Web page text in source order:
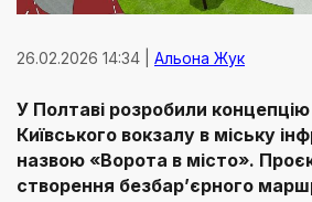
26.02.2026 14:34 | Альона Жук
У Полтаві розробили концепцію
Київського вокзалу в міську
назвою «Ворота в місто».
створення безбар’єрного